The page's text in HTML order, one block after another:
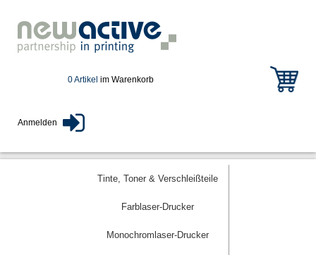
0 Artikel im Warenkorb
Anmelden
Tinte, Toner & Verschleißteile
Farblaser-Drucker
Monochromlaser-Drucker